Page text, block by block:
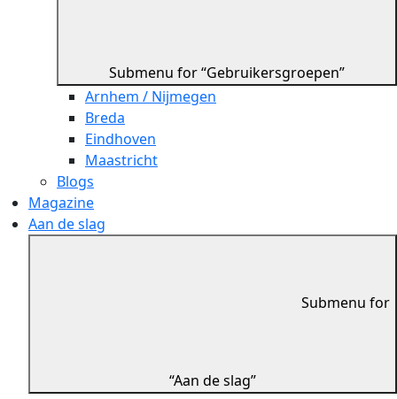
Submenu for “Gebruikersgroepen”
Arnhem / Nijmegen
Breda
Eindhoven
Maastricht
Blogs
Magazine
Aan de slag
Submenu for
“Aan de slag”